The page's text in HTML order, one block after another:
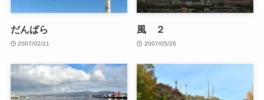
だんぱら
2007/02/21
風 ２
2007/05/26